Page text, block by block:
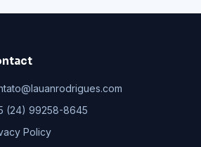
(24) 99258-8645
Policy